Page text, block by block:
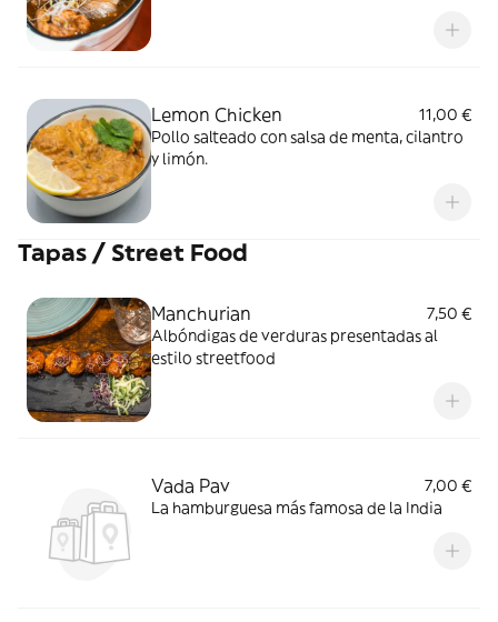
Lemon Chicken
11,00 €
Pollo salteado con salsa de menta, cilantro
y limón.
Tapas / Street Food
Manchurian
7,50 €
Albóndigas de verduras presentadas al
estilo streetfood
Vada Pav
7,00 €
La hamburguesa más famosa de la India